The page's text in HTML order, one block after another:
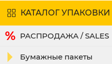
КАТАЛОГ УПАКОВКИ
РАСПРОДАЖА / SALES
Бумажные пакеты